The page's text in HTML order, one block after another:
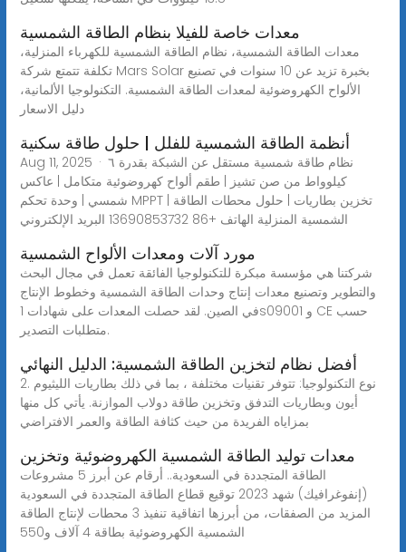
معدات خاصة للفيلا بنظام الطاقة الشمسية
معدات الطاقة الشمسية، نظام الطاقة الشمسية للكهرباء المنزلية،
تكلفة تتمتع شركة Mars Solar بخبرة تزيد عن 10 سنوات في تصنيع
الألواح الكهروضوئية لمعدات الطاقة الشمسية. التكنولوجيا الألمانية،
دليل الاسعار
أنظمة الطاقة الشمسية للفلل | حلول طاقة سكنية
Aug 11, 2025 · نظام طاقة شمسية مستقل عن الشبكة بقدرة ٦
كيلوواط من صن تشيز | طقم ألواح كهروضوئية متكامل | عاكس
شمسي | وحدة تحكم MPPT | تخزين بطاريات | حلول محطات الطاقة
الشمسية المنزلية الهاتف +86 13690853732 البريد الإلكتروني
مورد آلات ومعدات الألواح الشمسية
شركتنا هي مؤسسة مبكرة للتكنولوجيا الفائقة تعمل في مجال البحث
والتطوير وتصنيع معدات إنتاج وحدات الطاقة الشمسية وخطوط الإنتاج
في الصين. لقد حصلت المعدات على شهادات 1s09001 و CE حسب
متطلبات التصدير.
أفضل نظام لتخزين الطاقة الشمسية: الدليل النهائي
2. نوع التكنولوجيا: تتوفر تقنيات مختلفة ، بما في ذلك بطاريات الليثيوم
أيون وبطاريات التدفق وتخزين طاقة دولاب الموازنة. يأتي كل منها
بمزاياه الفريدة من حيث كثافة الطاقة والعمر الافتراضي
معدات توليد الطاقة الشمسية الكهروضوئية وتخزين
الطاقة المتجددة في السعودية.. أرقام عن أبرز 5 مشروعات
(إنفوغرافيك) شهد 2023 توقيع قطاع الطاقة المتجددة في السعودية
المزيد من الصفقات، من أبرزها اتفاقية تنفيذ 3 محطات لإنتاج الطاقة
الشمسية الكهروضوئية بطاقة 4 آلاف و550